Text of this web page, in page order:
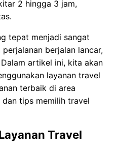
2 hingga 3 jam,
tepat menjadi sangat
berjalan lancar,
artikel ini, kita akan
layanan travel
terbaik di area
tips memilih travel
Travel